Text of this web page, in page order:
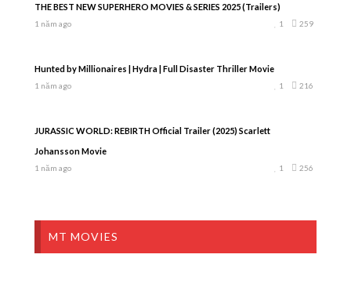
THE BEST NEW SUPERHERO MOVIES & SERIES 2025 (Trailers)
1 năm ago 259
1
Hunted by Millionaires | Hydra | Full Disaster Thriller Movie
1 năm ago 216
1
JURASSIC WORLD: REBIRTH Official Trailer (2025) Scarlett
Johansson Movie
1 năm ago 256
1
MT MOVIES